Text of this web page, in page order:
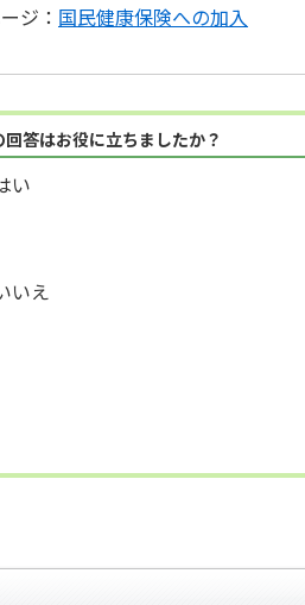
ジ： 国民健康保険への加入
回答はお役に立ちましたか？
い
いえ